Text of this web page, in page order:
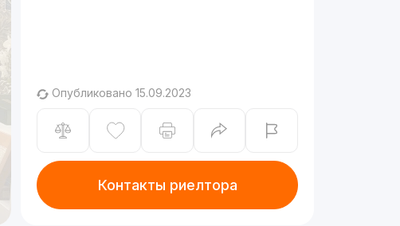
Опубликовано 15.09.2023
Контакты риелтора